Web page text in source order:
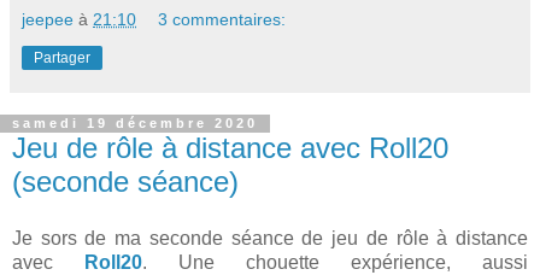
jeepee à 21:10 3 commentaires:
Partager
samedi 19 décembre 2020
Jeu de rôle à distance avec Roll20
(seconde séance)
Je sors de ma seconde séance de jeu de rôle à distance
avec
Roll20. Une chouette expérience, aussi